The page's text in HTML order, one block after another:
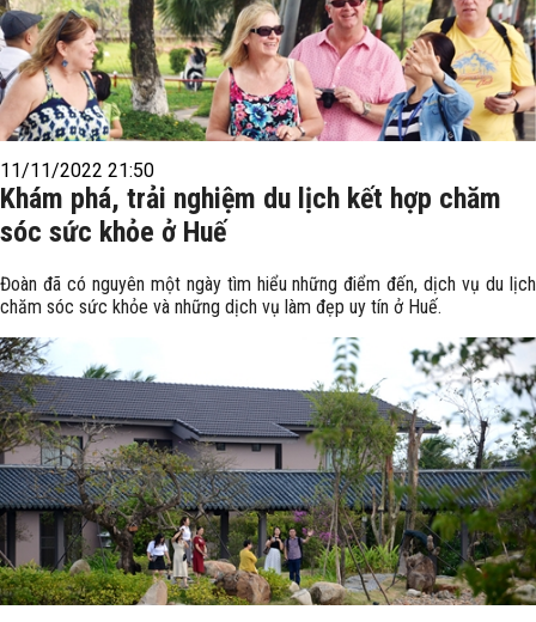
11/11/2022 21:50
Khám phá, trải nghiệm du lịch kết hợp chăm
sóc sức khỏe ở Huế
Đoàn đã có nguyên một ngày tìm hiểu những điểm đến, dịch vụ du lịch
chăm sóc sức khỏe và những dịch vụ làm đẹp uy tín ở Huế.